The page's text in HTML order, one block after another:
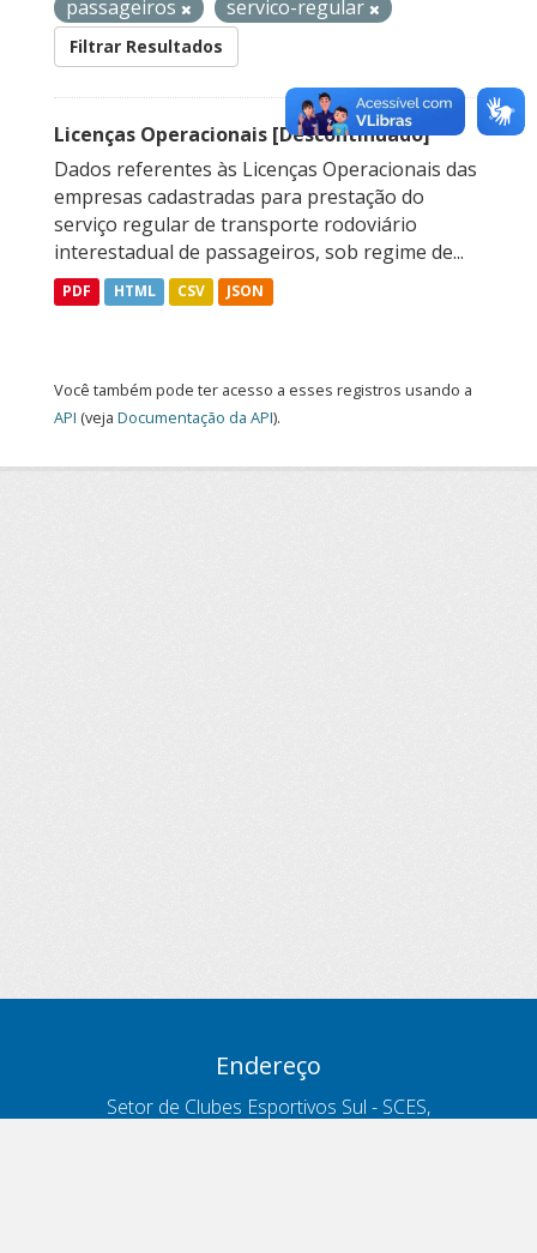
passageiros servico-regular
Filtrar Resultados
Licenças Operacionais [Descontinuado]
Dados referentes às Licenças Operacionais das
empresas cadastradas para prestação do
serviço regular de transporte rodoviário
interestadual de passageiros, sob regime de...
PDF HTML CSV JSON
Você também pode ter acesso a esses registros usando a
API (veja Documentação da API).
Endereço
Setor de Clubes Esportivos Sul - SCES,